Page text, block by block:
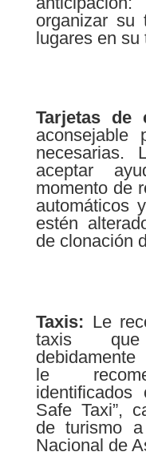
organizar su
lugares en su
Tarjetas de
aconsejable
necesarias.
aceptar
momento de
automáticos
estén
de clonación
Taxis: Le
taxis
le
identificados
Safe Taxi”,
de turismo
Nacional de